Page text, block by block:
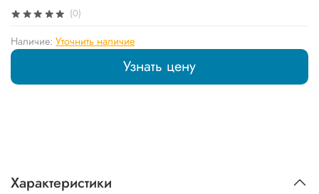
(0)
Наличие: Уточнить наличие
Узнать цену
Характеристики